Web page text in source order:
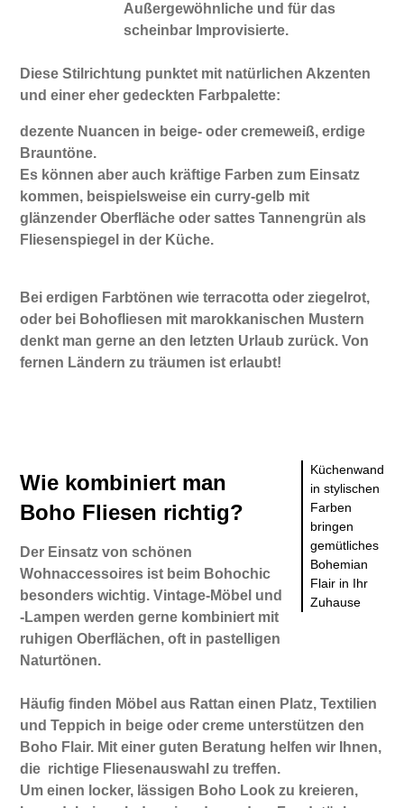
Außergewöhnliche und für das
scheinbar Improvisierte.
Diese Stilrichtung punktet mit natürlichen Akzenten
und einer eher gedeckten Farbpalette:
dezente Nuancen in beige- oder cremeweiß, erdige
Brauntöne.
Es können aber auch kräftige Farben zum Einsatz
kommen, beispielsweise ein curry-gelb mit
glänzender Oberfläche oder sattes Tannengrün als
Fliesenspiegel in der Küche.
Bei erdigen Farbtönen wie terracotta oder ziegelrot,
oder bei Bohofliesen mit marokkanischen Mustern
denkt man gerne an den letzten Urlaub zurück. Von
fernen Ländern zu träumen ist erlaubt!
Küchenwand
in stylischen
Farben
bringen
gemütliches
Bohemian
Flair in Ihr
Zuhause
Wie kombiniert man
Boho Fliesen richtig?
Der Einsatz von schönen
Wohnaccessoires ist beim Bohochic
besonders wichtig. Vintage-Möbel und
-Lampen werden gerne kombiniert mit
ruhigen Oberflächen, oft in pastelligen
Naturtönen.
Häufig finden Möbel aus Rattan einen Platz, Textilien
und Teppich in beige oder creme unterstützen den
Boho Flair. Mit einer guten Beratung helfen wir Ihnen,
die richtige Fliesenauswahl zu treffen.
Um einen locker, lässigen Boho Look zu kreieren,